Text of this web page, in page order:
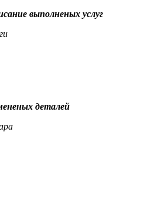
выполненых услуг
деталей